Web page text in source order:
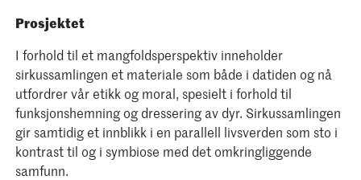
Prosjektet
I forhold til et mangfoldsperspektiv inneholder
sirkussamlingen et materiale som både i datiden og nå
utfordrer vår etikk og moral, spesielt i forhold til
funksjonshemning og dressering av dyr. Sirkussamlingen
gir samtidig et innblikk i en parallell livsverden som sto i
kontrast til og i symbiose med det omkringliggende
samfunn.